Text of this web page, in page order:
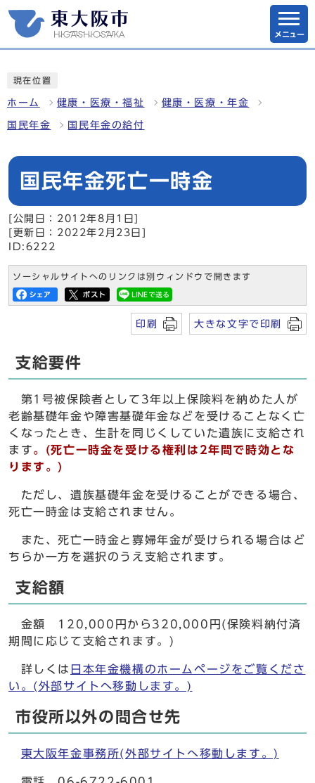
メニュー
現在位置
ホーム 健康・医療・福祉 健康・医療・年金
国民年金 国民年金の給付
国民年金死亡一時金
[公開日：2012年8月1日]
[更新日：2022年2月23日]
ID:6222
ソーシャルサイトへのリンクは別ウィンドウで開きます
印刷 大きな文字で印刷
支給要件
第1号被保険者として3年以上保険料を納めた人が
老齢基礎年金や障害基礎年金などを受けることなく亡
くなったとき、生計を同じくしていた遺族に支給され
ます。(死亡一時金を受ける権利は2年間で時効とな
ります。)
ただし、遺族基礎年金を受けることができる場合、
死亡一時金は支給されません。
また、死亡一時金と寡婦年金が受けられる場合はど
ちらか一方を選択のうえ支給されます。
支給額
金額 120,000円から320,000円(保険料納付済
期間に応じて支給されます。)
詳しくは 日本年金機構のホームページをご覧くださ
い。(外部サイトへ移動します。)
市役所以外の問合せ先
東大阪年金事務所(外部サイトへ移動します。)